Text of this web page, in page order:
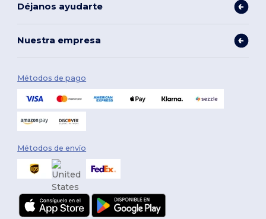
Déjanos ayudarte
Nuestra empresa
Métodos de pago
Métodos de envío